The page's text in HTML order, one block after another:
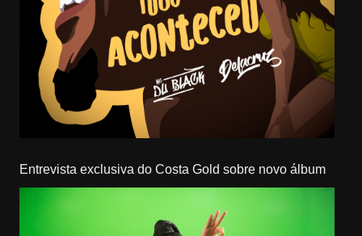
Entrevista exclusiva do Costa Gold sobre novo álbum